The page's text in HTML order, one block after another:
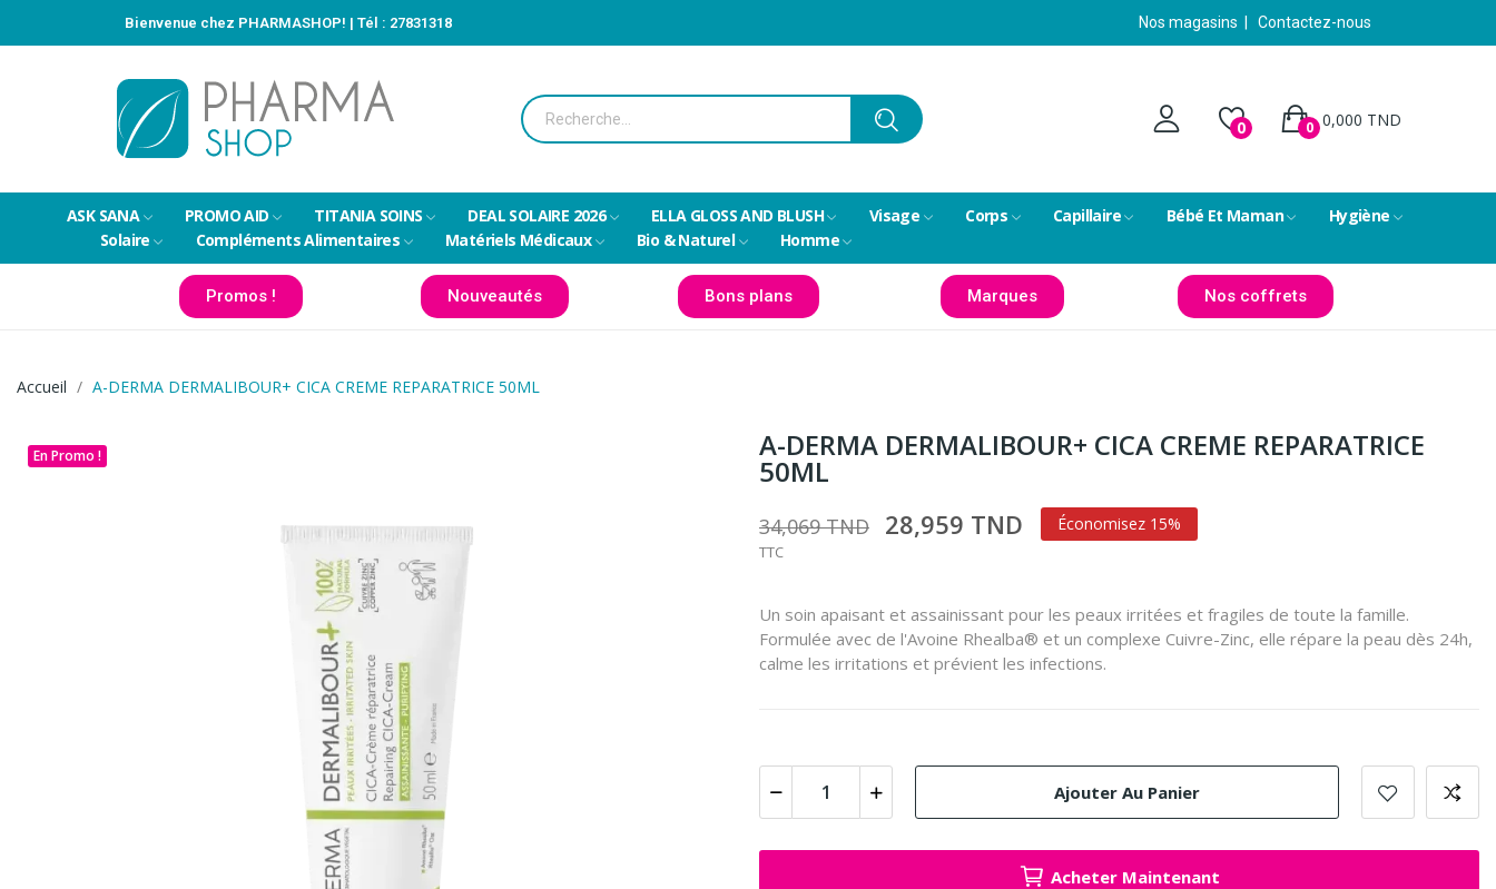
Bienvenue chez PHARMASHOP! | Tél : 27831318 Nos magasins Contactez-nous
0 0,000 TND
0
ASK SANA PROMO AID TITANIA SOINS DEAL SOLAIRE 2026 ELLA GLOSS AND BLUSH Visage Corps Capillaire Bébé Et Maman
Hygiène
Solaire
Compléments Alimentaires Matériels Médicaux Bio & Naturel Homme
Promos ! Nouveautés Bons plans Marques Nos coffrets
Accueil A-DERMA DERMALIBOUR+ CICA CREME REPARATRICE 50ML
En Promo ! A-DERMA DERMALIBOUR+ CICA CREME REPARATRICE
50ML
34,069 TND 28,959 TND Économisez 15%
TTC
Un soin apaisant et assainissant pour les peaux irritées et fragiles de toute la famille.
Formulée avec de l'Avoine Rhealba® et un complexe Cuivre-Zinc, elle répare la peau dès 24h,
calme les irritations et prévient les infections.
Ajouter Au Panier
Acheter Maintenant